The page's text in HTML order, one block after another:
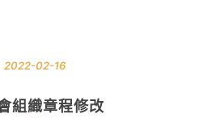
2022-02-16
組織章程修改